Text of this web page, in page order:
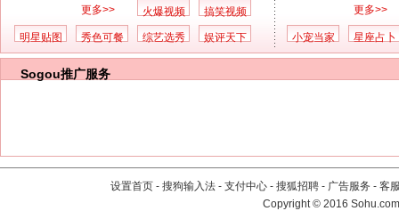
更多>> 火爆视频 搞笑视频
明星贴图 秀色可餐 综艺选秀 娱评天下
更多>>
小宠当家 星座占卜
Sogou推广服务
设置首页 - 搜狗输入法 - 支付中心 - 搜狐招聘 - 广告服务 - 客
Copyright©2016